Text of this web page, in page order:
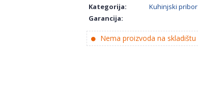
Kategorija:
Kuhinjski pribor
Garancija:
Nema proizvoda na skladištu